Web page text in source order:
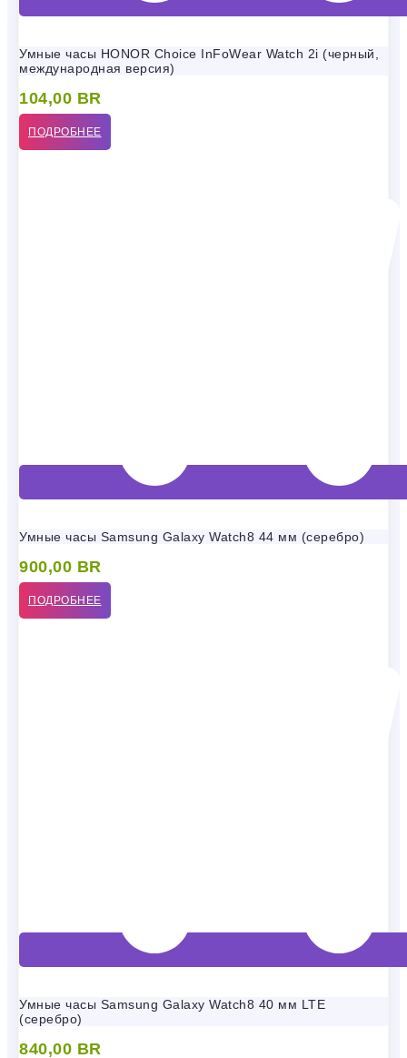
Умные часы HONOR Choice InFoWear Watch 2i (черный,
международная версия)
104,00 BR
ПОДРОБНЕЕ
Умные часы Samsung Galaxy Watch8 44 мм (серебро)
900,00 BR
ПОДРОБНЕЕ
Умные часы Samsung Galaxy Watch8 40 мм LTE
(серебро)
840,00 BR